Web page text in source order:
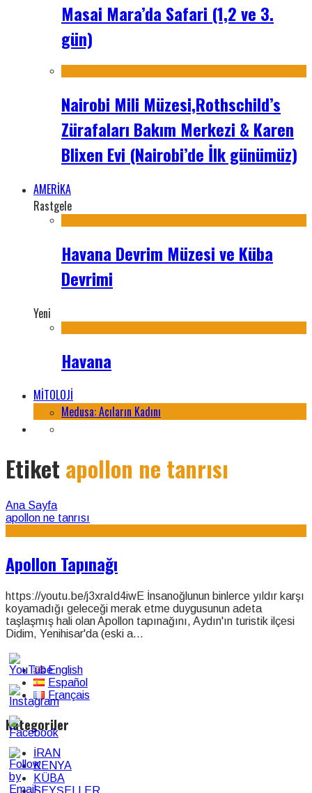
Masai Mara’da Safari (1,2 ve 3.
gün)
Nairobi Mili Müzesi,Rothschild’s
Zürafaları Bakım Merkezi & Karen
Blixen Evi (Nairobi’de İlk günümüz)
AMERİKA
Rastgele
Havana Devrim Müzesi ve Küba
Devrimi
Yeni
Havana
MİTOLOJİ
Medusa: Acıların Kadını
Etiket apollon ne tanrısı
Ana Sayfa
apollon ne tanrısı
Apollon Tapınağı
https://youtu.be/j3xraId4iwE İnsanoğlunun binlerce yıldır karşı
koyamadığı geleceği merak etme duygusunun adeta
taşlaşmış hali olan Apollon tapınağını, Aydın'ın turistik ilçesi
Didim, Yenihisar'da (eski a...
English
Español
Français
Kategoriler
İRAN
KENYA
KÜBA
SEYŞELLER